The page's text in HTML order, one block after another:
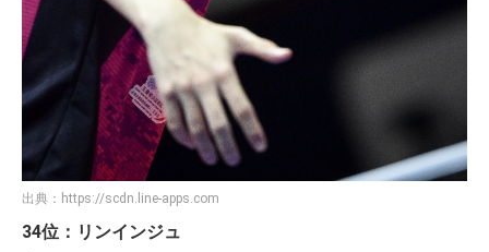
出典： https://scdn.line-apps.com
34位：リンインジュ